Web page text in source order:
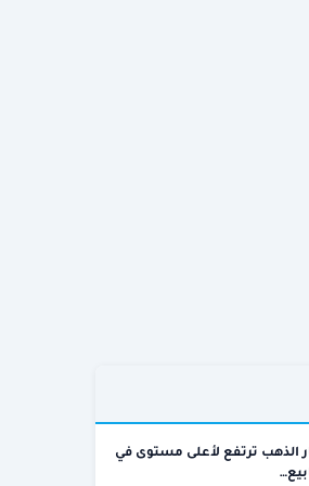
الذهب ترتفع لأعلى مستوى في